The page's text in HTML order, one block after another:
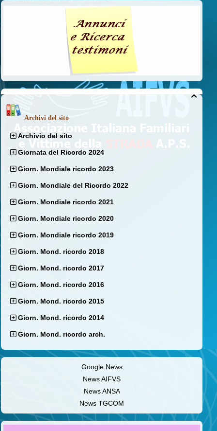

Archivi del sito
Archivio del sito
Giornata del Ricordo 2024
Giorn. Mondiale ricordo 2023
Giorn. Mondiale del Ricordo 2022
Giorn. Mondiale ricordo 2021
Giorn. Mondiale ricordo 2020
Giorn. Mondiale ricordo 2019
Giorn. Mond. ricordo 2018
Giorn. Mond. ricordo 2017
Giorn. Mond. ricordo 2016
Giorn. Mond. ricordo 2015
Giorn. Mond. ricordo 2014
Giorn. Mond. ricordo arch.
Google News
News AIFVS
News ANSA
News TGCOM